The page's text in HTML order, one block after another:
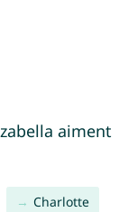
aiment
Charlotte